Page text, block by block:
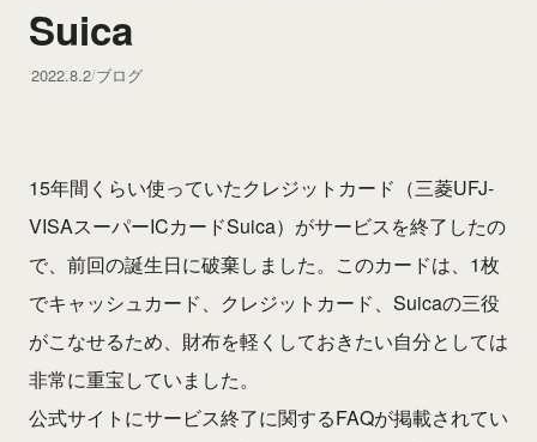
Suica
2022.8.2 ブログ
15年間くらい使っていたクレジットカード（三菱UFJ-
VISAスーパーICカードSuica）がサービスを終了したの
で、前回の誕生日に破棄しました。このカードは、1枚
でキャッシュカード、クレジットカード、Suicaの三役
がこなせるため、財布を軽くしておきたい自分としては
非常に重宝していました。
公式サイトにサービス終了に関するFAQが掲載されてい